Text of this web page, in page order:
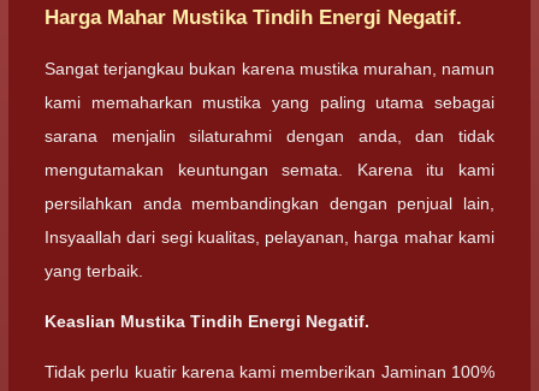
Harga Mahar Mustika Tindih Energi Negatif.
Sangat terjangkau bukan karena mustika murahan, namun
kami memaharkan mustika yang paling utama sebagai
sarana menjalin silaturahmi dengan anda, dan tidak
mengutamakan keuntungan semata. Karena itu kami
persilahkan anda membandingkan dengan penjual lain,
Insyaallah dari segi kualitas, pelayanan, harga mahar kami
yang terbaik.
Keaslian Mustika Tindih Energi Negatif.
Tidak perlu kuatir karena kami memberikan Jaminan 100%